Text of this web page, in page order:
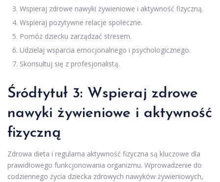
Wspieraj zdrowe nawyki żywieniowe i aktywność fizyczną.
Wspieraj pozytywne relacje społeczne.
Pomóż dziecku zarządzać stresem.
Udzielaj wsparcia emocjonalnego i psychologicznego.
Skonsultuj się z profesjonalistą.
Śródtytuł 3: Wspieraj zdrowe
nawyki żywieniowe i aktywność
fizyczną
Zdrowa dieta i regularna aktywność fizyczna są kluczowe dla
prawidłowego funkcjonowania organizmu. Wprowadzenie do
codziennego życia dziecka zdrowych nawyków żywieniowych,